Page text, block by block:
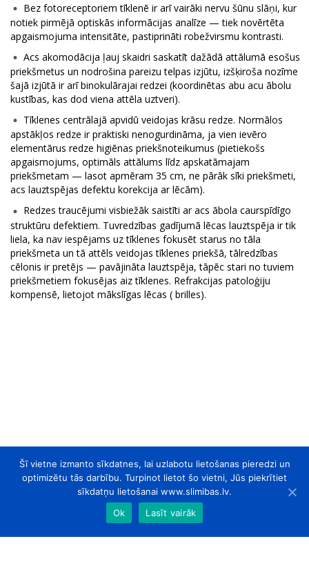
Bez fotoreceptoriem tīklenē ir arī vairāki nervu šūnu slāņi, kur
notiek pirmējā optiskās informācijas analīze — tiek novērtēta
apgaismojuma intensitāte, pastiprināti robežvirsmu kontrasti.
Acs akomodācija ļauj skaidri saskatīt dažādā attālumā esošus
priekšmetus un nodrošina pareizu telpas izjūtu, izšķiroša nozīme
šajā izjūtā ir arī binokulārajai redzei (koordinētas abu acu ābolu
kustības, kas dod viena attēla uztveri).
Tīklenes centrālajā apvidū veidojas krāsu redze. Normālos
apstākļos redze ir praktiski nenogurdināma, ja vien ievēro
elementārus redze higiēnas priekšnoteikumus (pietiekošs
apgaismojums, optimāls attālums līdz apskatāmajam
priekšmetam — lasot apmēram 35 cm, ne pārāk sīki priekšmeti,
acs lauztspējas defektu korekcija ar lēcām).
Redzes traucējumi visbiežāk saistīti ar acs ābola caurspīdīgo
struktūru defektiem. Tuvredzības gadījumā lēcas lauztspēja ir tik
liela, ka nav iespējams uz tīklenes fokusēt starus no tāla
priekšmeta un tā attēls veidojas tīklenes priekšā, tālredzības
cēlonis ir pretējs — pavājināta lauztspēja, tāpēc stari no tuviem
priekšmetiem fokusējas aiz tīklenes. Refrakcijas patoloģiju
kompensē, lietojot mākslīgas lēcas ( brilles).
Šī vietne izmanto sīkdatnes, lai uzlabotu lietošanas pieredzi un
optimizētu tās darbību. Turpinot lietot šo vietni, Jūs piekrītiet
sīkdatņu lietošanai www.slimibas.lv.
Ok
Lasīt vairāk